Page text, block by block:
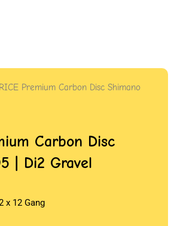
Premium Carbon Disc Shimano
Carbon Disc
| Di2 Gravel
x 12 Gang